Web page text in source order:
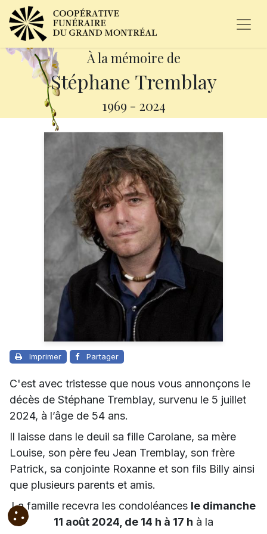
À la mémoire de
Stéphane Tremblay
1969 - 2024
Imprimer Partager
C'est avec tristesse que nous vous annonçons le
décès de Stéphane Tremblay, survenu le 5 juillet
2024, à l’âge de 54 ans.
Il laisse dans le deuil sa fille Carolane, sa mère
Louise, son père feu Jean Tremblay, son frère
Patrick, sa conjointe Roxanne et son fils Billy ainsi
que plusieurs parents et amis.
La famille recevra les condoléances le dimanche
11 août 2024, de 14 h à 17 h à la